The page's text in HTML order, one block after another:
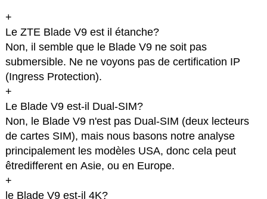
+
Le ZTE Blade V9 est il étanche?
Non, il semble que le Blade V9 ne soit pas
submersible. Ne ne voyons pas de certification IP
(Ingress Protection).
+
Le Blade V9 est-il Dual-SIM?
Non, le Blade V9 n'est pas Dual-SIM (deux lecteurs
de cartes SIM), mais nous basons notre analyse
principalement les modèles USA, donc cela peut
êtredifferent en Asie, ou en Europe.
+
le Blade V9 est-il 4K?